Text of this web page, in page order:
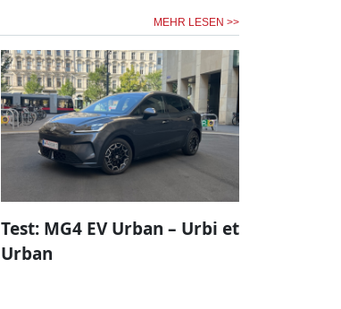
MEHR LESEN >>
Test: MG4 EV Urban – Urbi et
Urban